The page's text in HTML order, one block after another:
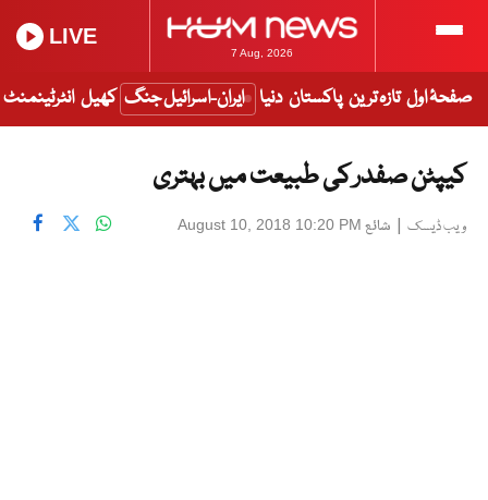
7 Aug, 2026
LIVE
صفحۂ اول تازہ ترین پاکستان دنیا ایران-اسرائیل جنگ کھیل انٹرٹینمنٹ
کیپٹن صفدر کی طبیعت میں بہتری
ویب ڈیسک | شائع August 10, 2018 10:20 PM